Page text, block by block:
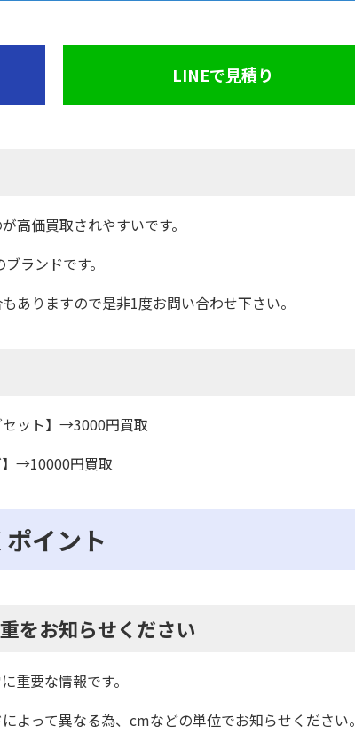
LINEで見積り
高価買取されやすいです。
ランドです。
ありますので是非1度お問い合わせ下さい。
ット】→3000円買取
】→10000円買取
イント
をお知らせください
重要な情報です。
よって異なる為、cmなどの単位でお知らせください。